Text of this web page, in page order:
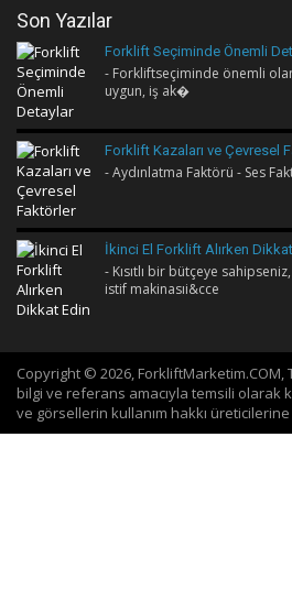
Son Yazılar
Forklift Seçiminde Önemli
- Forkliftseçiminde önemli
uygun, iş ak�
Forklift Kazaları ve Çevresel
- Aydınlatma Faktörü - Ses
İkinci El Forklift Alırken
- Kısıtlı bir bütçeye
istif makinasıi&cce
Copyright © 2026, ForkliftMarketim.COM,
bilgi ve referans amacıyla temsili olarak
ve görsellerin kullanım hakkı